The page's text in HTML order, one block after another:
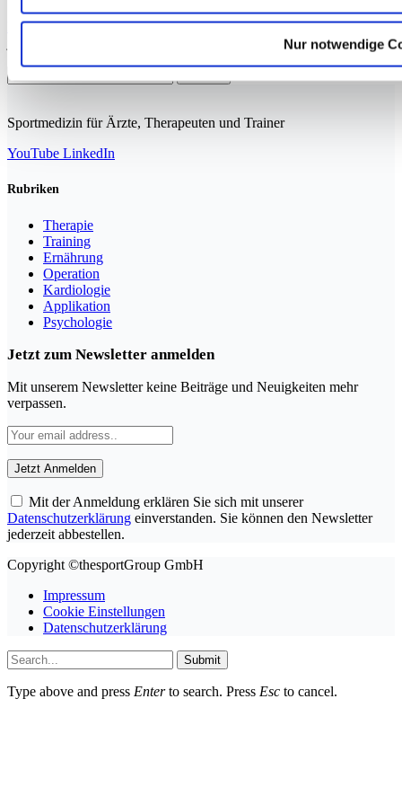
Nur notwendige
Mit der Anmeldung erklären Sie sich mit unserer
Datenschutzerklärungeinverstanden. Sie können den Newsletter
Suchen
nach:
Sportmedizin für Ärzte, Therapeuten und Trainer
YouTube LinkedIn
Rubriken
Therapie
Training
Ernährung
Operation
Kardiologie
Applikation
Psychologie
Jetzt zum Newsletter anmelden
Mit unserem Newsletter keine Beiträge und Neuigkeiten mehr
verpassen.
Mit der Anmeldung erklären Sie sich mit unserer
Datenschutzerklärung einverstanden. Sie können den Newsletter
jederzeit abbestellen.
Copyright ©thesportGroup GmbH
Impressum
Cookie Einstellungen
Datenschutzerklärung
Submit
Type above and press Enterto search. Press Esc to cancel.